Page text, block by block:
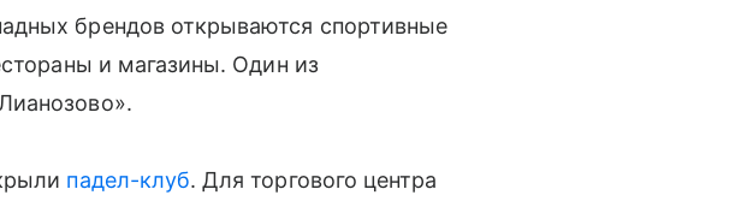
брендов открываются спортивные
и магазины. Один из
падел-клуб. Для торгового центра